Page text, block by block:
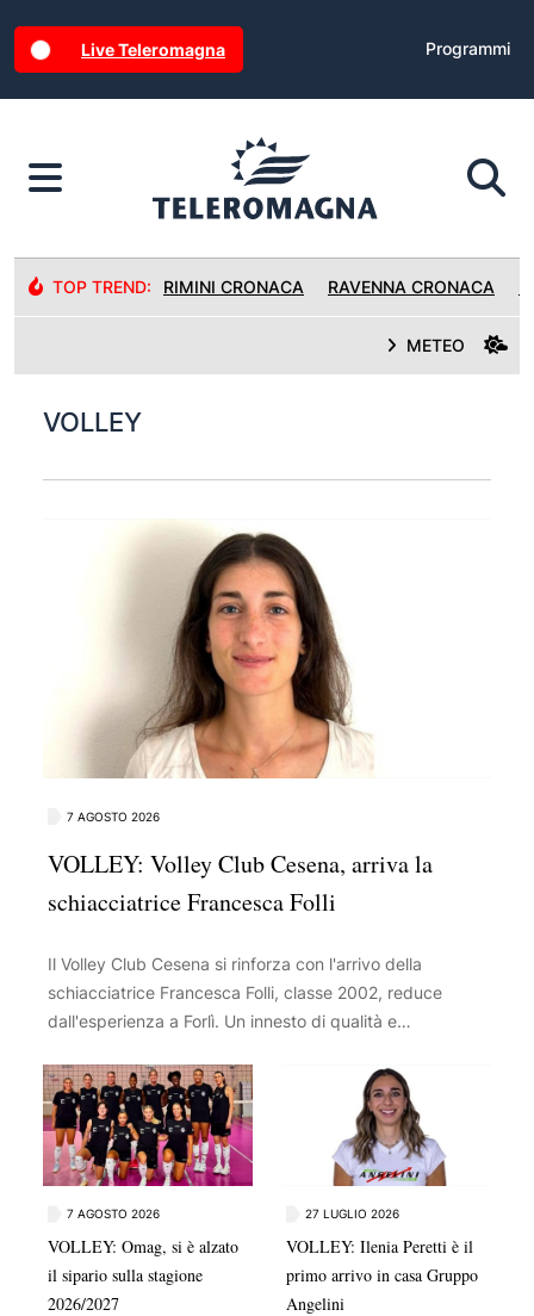
Live Teleromagna Programmi
TOP TREND: RIMINI CRONACA RAVENNA CRONACA
METEO
VOLLEY
7 AGOSTO 2026
VOLLEY: Volley Club Cesena, arriva la
schiacciatrice Francesca Folli
Il Volley Club Cesena si rinforza con l'arrivo della
schiacciatrice Francesca Folli, classe 2002, reduce
dall'esperienza a Forlì. Un innesto di qualità e
stagione di serie B1.
7 AGOSTO 2026
VOLLEY: Omag, si è alzato
il sipario sulla stagione
2026/2027
27 LUGLIO 2026
VOLLEY: Ilenia Peretti è il
primo arrivo in casa Gruppo
Angelini